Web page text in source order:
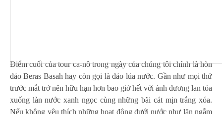
Điểm cuối của tour ca-nô trong ngày của chúng tôi chính là hòn
đảo Beras Basah hay còn gọi là đảo lúa nước. Gần như mọi thứ
trước mắt trở nên hữu hạn hơn bao giờ hết với ánh dương lan tỏa
xuống làn nước xanh ngọc cùng những bãi cát mịn trắng xóa.
Nếu không yêu thích những hoạt động dưới nước như lặn ngắm